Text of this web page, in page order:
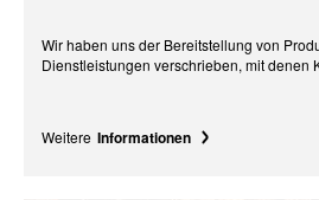
Wir haben uns der Bereitstellung von
Dienstleistungen verschrieben, mit denen
Weitere Informationen